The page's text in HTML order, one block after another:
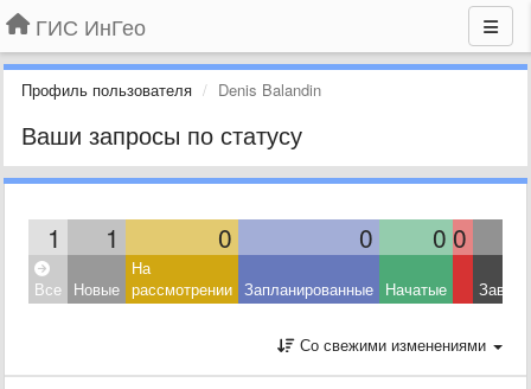
ГИС ИнГео
Профиль пользователя Denis Balandin
Ваши запросы по статусу
1 1 0 0 0 0
Все Новые
На
рассмотрении Запланированные Начатые
Со свежими изменениями